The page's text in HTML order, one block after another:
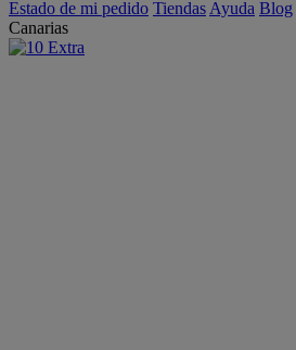
Estado de mi pedido Tiendas Ayuda Blog
Canarias